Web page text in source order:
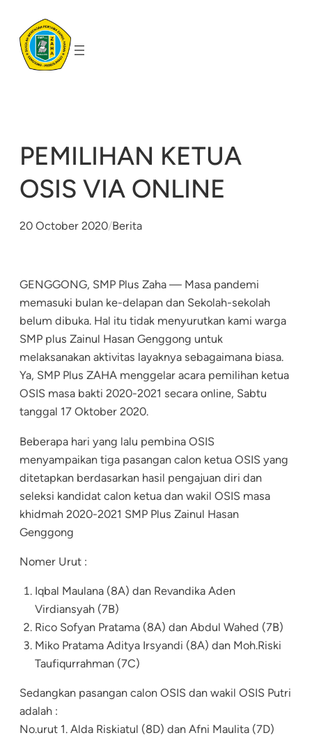
content
PEMILIHAN KETUA
OSIS VIA ONLINE
20 October 2020/Berita
GENGGONG, SMP Plus Zaha — Masa pandemi
memasuki bulan ke-delapan dan Sekolah-sekolah
belum dibuka. Hal itu tidak menyurutkan kami warga
SMP plus Zainul Hasan Genggong untuk
melaksanakan aktivitas layaknya sebagaimana biasa.
Ya, SMP Plus ZAHA menggelar acara pemilihan ketua
OSIS masa bakti 2020-2021 secara online, Sabtu
tanggal 17 Oktober 2020.
Beberapa hari yang lalu pembina OSIS
menyampaikan tiga pasangan calon ketua OSIS yang
ditetapkan berdasarkan hasil pengajuan diri dan
seleksi kandidat calon ketua dan wakil OSIS masa
khidmah 2020-2021 SMP Plus Zainul Hasan
Genggong
Nomer Urut :
Iqbal Maulana (8A) dan Revandika Aden
Virdiansyah (7B)
Rico Sofyan Pratama (8A) dan Abdul Wahed (7B)
Miko Pratama Aditya Irsyandi (8A) dan Moh.Riski
Taufiqurrahman (7C)
Sedangkan pasangan calon OSIS dan wakil OSIS Putri
adalah :
No.urut 1. Alda Riskiatul (8D) dan Afni Maulita (7D)